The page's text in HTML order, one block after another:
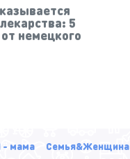
5
немецкого
- мама Семья&Женщина